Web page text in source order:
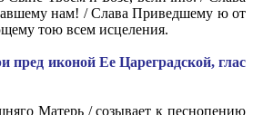
нам! / Слава Приведшему ю от
тою всем исцеления.
иконой Ее Цареградской, глас
Матерь / созывает к песнопению